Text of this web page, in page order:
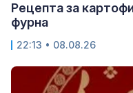
Рецепта за
фурна
22:13 • 08.08.26